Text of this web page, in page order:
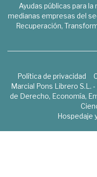
Ayudas públicas para
medianas empresas del
Recuperación,
Política de privacidad
Marcial Pons Librero S.L.
de Derecho, Economía,
Hospedaje